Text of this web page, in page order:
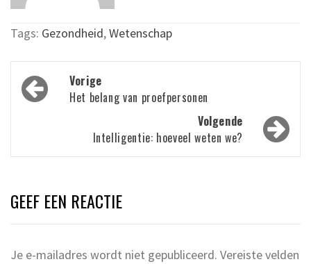
Tags: Gezondheid,Wetenschap
Bericht
navigatie
Vorige
Het belang van proefpersonen
Volgende
Intelligentie: hoeveel weten we?
GEEF EEN REACTIE
Je e-mailadres wordt niet gepubliceerd. Vereiste velden